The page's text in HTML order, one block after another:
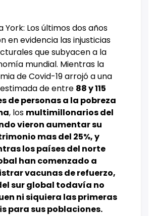
York: Los últimos dos años
en evidencia las injusticias
que subyacen a la
mundial. Mientras la
de Covid-19 arrojó a una
de entre 88 y 115
de personas a la pobreza
, los multimillonarios del
vieron aumentar su
mas del 25%, y
los países del norte
han comenzado a
vacunas de refuerzo,
sur global todavía no
ni siquiera las primeras
para sus poblaciones.